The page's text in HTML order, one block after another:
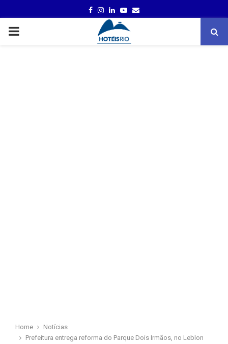
FACEBOOK
INSTAGRAM
LINKEDINYOUTUBE
EMAIL
PRIMARY
Home
Notícias
Prefeitura entrega reforma do Parque Dois Irmãos, no Leblon